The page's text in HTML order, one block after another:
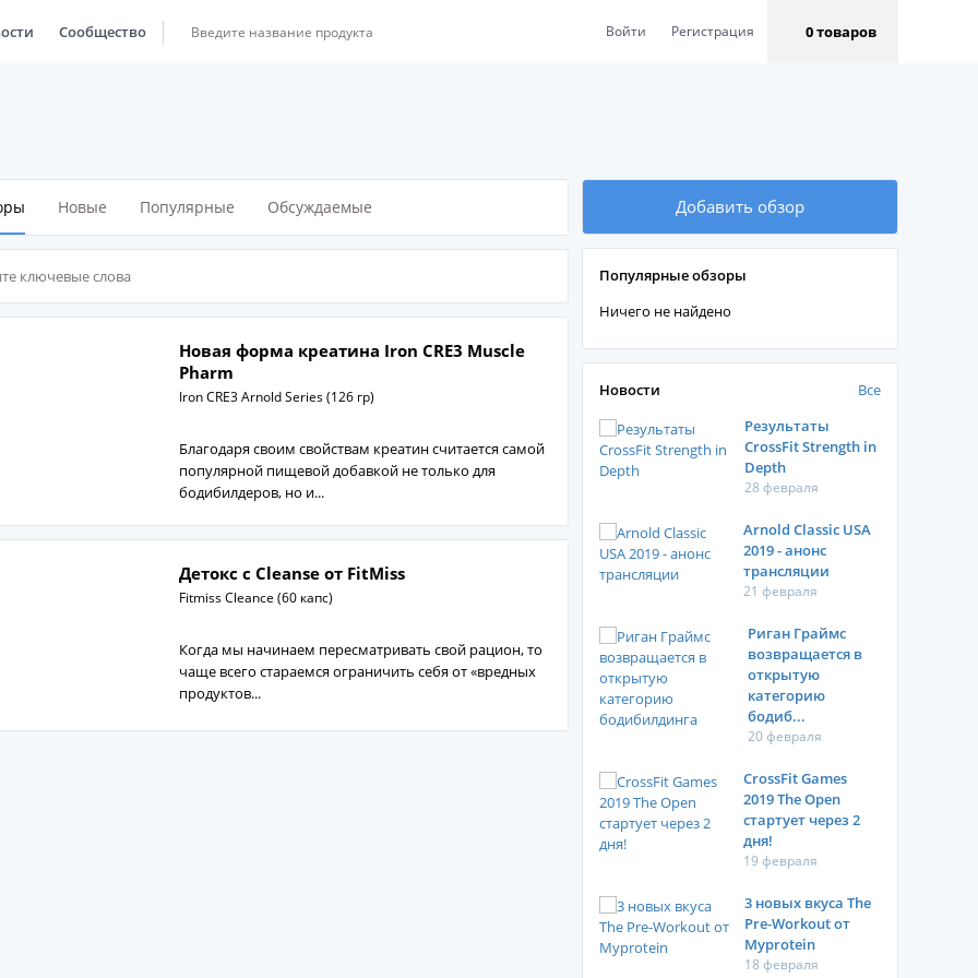
Сообщество Войти Регистрация 0 товаров
Новые Популярные Обсуждаемые
Новая форма креатина Iron CRE3 Muscle
Pharm
Iron CRE3 Arnold Series (126 гр)
Благодаря своим свойствам креатин считается самой
популярной пищевой добавкой не только для
бодибилдеров, но и...
Детокс с Cleanse от FitMiss
Fitmiss Cleance (60 капс)
Когда мы начинаем пересматривать свой рацион, то
чаще всего стараемся ограничить себя от «вредных
продуктов...
Добавить обзор
Популярные обзоры
Ничего не найдено
Новости
Все
Результаты
CrossFit Strength in
Depth
28 февраля
Arnold Classic USA
2019 - анонс
трансляции
21 февраля
Риган Граймс
возвращается в
открытую
категорию
бодиб...
20 февраля
CrossFit Games
2019 The Open
стартует через 2
дня!
19 февраля
3 новых вкуса The
Pre-Workout от
Myprotein
18 февраля